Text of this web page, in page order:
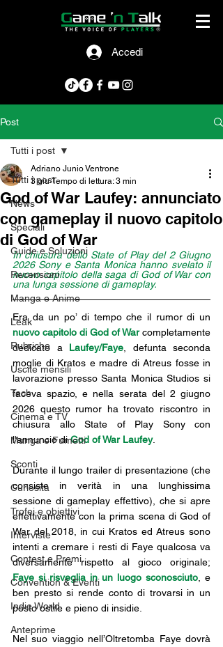
Accedi
Post
Tutti i post
News
Speciali
Guide e Soluzioni
Recensioni
Manga e Anime
Leak
Rubriche
Uscite mensili
Tech
Cinema e TV
Manga e Fumetti
Sconti
Curiosità
Trofei e obiettivi
Interviste
Contest e Premi
Convention & Eventi
Indie World
Anteprime
Tutti i post
God of War Laufey: annunciato
con gameplay il nuovo capitolo
di God of War
Adriano Junio Ventrone
3 giu Tempo di lettura: 3 min
In chiusura dello State of Play del 2 Giugno
2026 Sony e Santa Monica hanno svelato il
nuovo capitolo della saga di God of War con
una lunga sessione di gameplay.
nuovo capitolo di God of War completamente
dedicato a Laufey/Faye , defunta seconda
moglie di Kratos e madre di Atreus fosse in
lavorazione presso Santa Monica Studios si
faceva spazio, e nella serata del 2 giugno
2026 questo rumor ha trovato riscontro in
chiusura allo State of Play Sony con
l'annuncio di God of War Laufey.
Durante il lungo trailer di presentazione (che
consiste in verità in una lunghissima
sessione di gameplay effettivo), che si apre
effettivamente con la prima scena di God of
War del 2018, in cui Kratos ed Atreus sono
intenti a cremare i resti di Faye qualcosa va
Faye si risveglia in un luogo sconosciuto , e
ben presto si rende conto di trovarsi in un
posto ostile e pieno di insidie.
Nel suo viaggio nell’Oltretomba Faye dovrà